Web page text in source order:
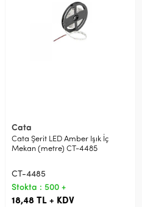
Cata
Cata Şerit LED Amber Işık İç
Mekan (metre) CT-4485
CT-4485
Stokta : 500 +
18,48 TL + KDV